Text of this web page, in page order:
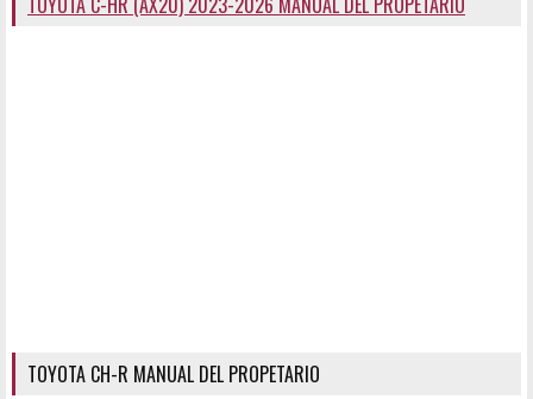
TOYOTA CH-R MANUAL DEL PROPETARIO